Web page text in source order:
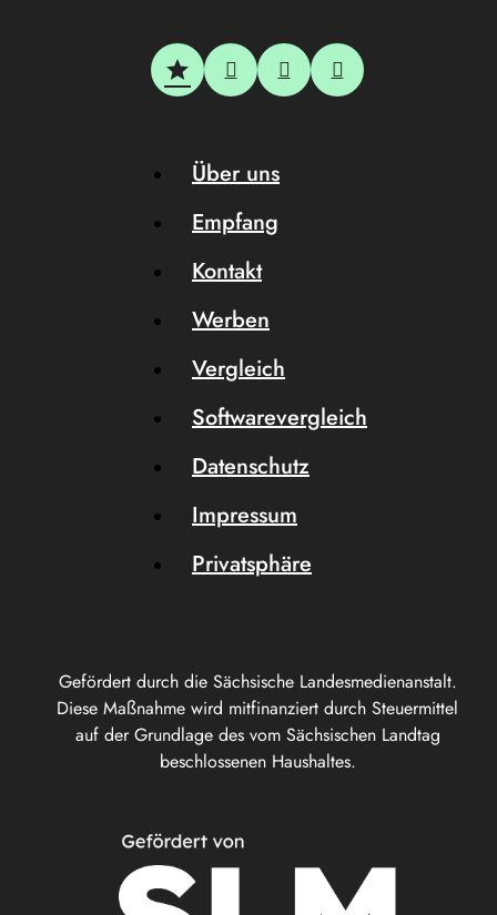
Gefördert durch die Sächsische Landesmedienanstalt.
Diese Maßnahme wird mitfinanziert durch Steuermittel
auf der Grundlage des vom Sächsischen Landtag
beschlossenen Haushaltes.
Über uns
Empfang
Kontakt
Werben
Vergleich
Softwarevergleich
Datenschutz
Impressum
Privatsphäre